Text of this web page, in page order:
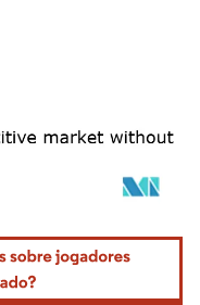
conforme CC BY 4.0.